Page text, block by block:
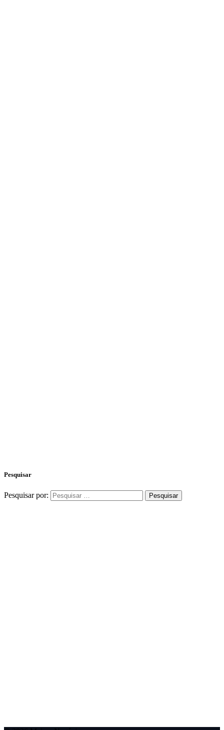
Pesquisar
Pesquisar por: